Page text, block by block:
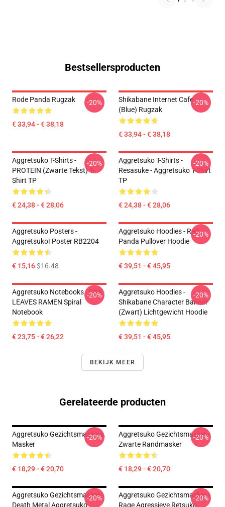
Bestsellersproducten
Rode Panda Rugzak
€ 33,94 - € 38,18
-20%
Shikabane Internet Cafe
(Blue) Rugzak
€ 33,94 - € 38,18
-20%
Aggretsuko T-Shirts -
PROTEIN (zwarte Tekst) T-
Shirt TP
€ 24,38 - € 28,06
-20%
Aggretsuko T-Shirts -
Resasuke - Aggretsuko T-Shirt
TP
€ 24,38 - € 28,06
-20%
Aggretsuko Posters -
Aggretsuko! Poster RB2204
€ 15,16$16.48
Aggretsuko Hoodies - Red
Panda Pullover Hoodie
€ 39,51 - € 45,95
-20%
Aggretsuko Notebooks - FOX
LEAVES RAMEN Spiral
Notebook
€ 23,75 - € 26,22
-20%
Aggretsuko Hoodies -
Shikabane Character Banner
(Zwart) Lichtgewicht Hoodie
€ 39,51 - € 45,95
-20%
BEKIJK MEER
Gerelateerde producten
Aggretsuko Gezichtsmaskers.
Masker
€ 18,29 - € 20,70
-20%
Aggretsuko Gezichtsmasker -
Zwarte Randmasker
€ 18,29 - € 20,70
-20%
Aggretsuko Gezichtsmasker -
Death Metal Aggretsuko
-20%
Aggretsuko Gezichtsmasker -
Rage Agressieve Retsuko
-20%